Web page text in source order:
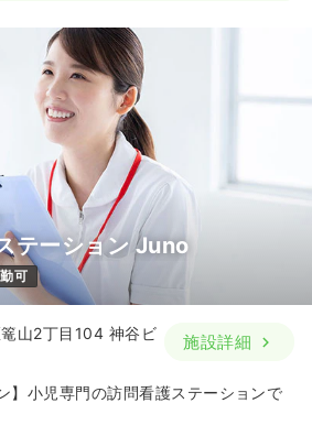
テーション Juno
可
山2丁目104 神谷ビ
施設詳細
】小児専門の訪問看護ステーションで